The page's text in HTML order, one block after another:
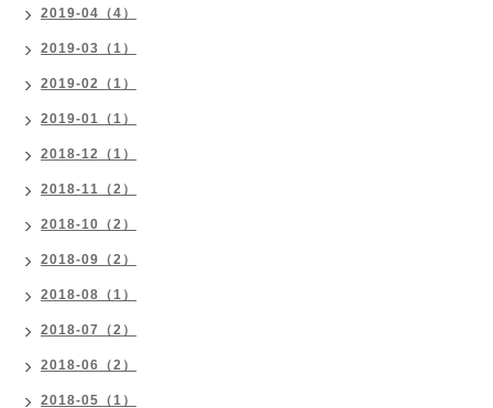
2019-04（4）
2019-03（1）
2019-02（1）
2019-01（1）
2018-12（1）
2018-11（2）
2018-10（2）
2018-09（2）
2018-08（1）
2018-07（2）
2018-06（2）
2018-05（1）